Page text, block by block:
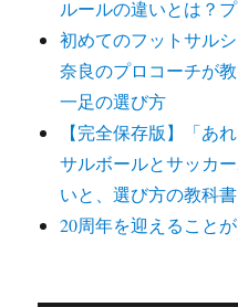
ルールの違いとは？
初めてのフットサル
奈良のプロコーチが
一足の選び方
【完全保存版】「あ
サルボールとサッカ
いと、選び方の教科書
20周年を迎えることが